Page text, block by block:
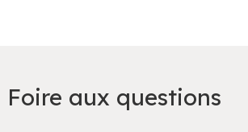
Foire aux questions